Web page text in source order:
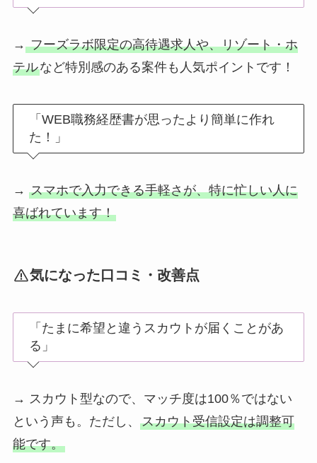
→ フーズラボ限定の高待遇求人や、リゾート・ホ
テルなど特別感のある案件も人気ポイントです！
「WEB職務経歴書が思ったより簡単に作れ
た！」
→ スマホで入力できる手軽さが、特に忙しい人に
喜ばれています！
気になった口コミ・改善点
「たまに希望と違うスカウトが届くことがあ
る」
→ スカウト型なので、マッチ度は100％ではない
という声も。ただし、 スカウト受信設定は調整可
能です。